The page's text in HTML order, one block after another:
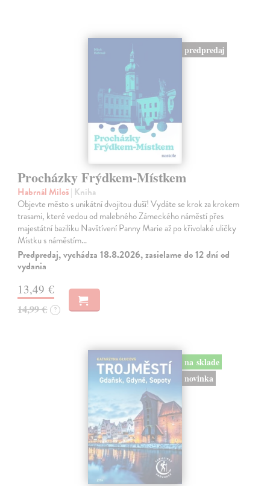
predpredaj
Procházky Frýdkem-Místkem
Habrnál Miloš| Kniha
Objevte město s unikátní dvojitou duší! Vydáte se krok za krokem
trasami, které vedou od malebného Zámeckého náměstí přes
majestátní baziliku Navštívení Panny Marie až po křivolaké uličky
Místku s náměstím…
Predpredaj, vychádza 18.8.2026, zasielame do 12 dní od
vydania
13,49 €
14,99 € ?
na sklade
novinka